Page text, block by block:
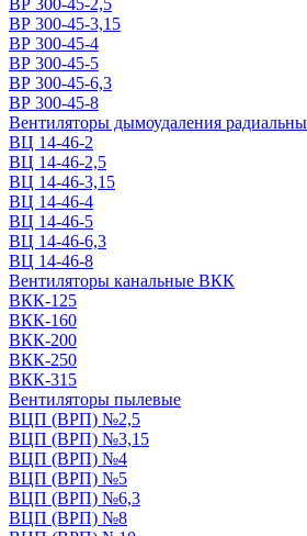
ВР 300-45-2,5
ВР 300-45-3,15
ВР 300-45-4
ВР 300-45-5
ВР 300-45-6,3
ВР 300-45-8
Вентиляторы дымоудаления
ВЦ 14-46-2
ВЦ 14-46-2,5
ВЦ 14-46-3,15
ВЦ 14-46-4
ВЦ 14-46-5
ВЦ 14-46-6,3
ВЦ 14-46-8
Вентиляторы канальные ВКК
ВКК-125
ВКК-160
ВКК-200
ВКК-250
ВКК-315
Вентиляторы пылевые
ВЦП (ВРП) №2,5
ВЦП (ВРП) №3,15
ВЦП (ВРП) №4
ВЦП (ВРП) №5
ВЦП (ВРП) №6,3
ВЦП (ВРП) №8